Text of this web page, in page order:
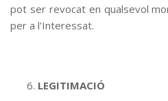
pot ser revocat en qualsevol
per a l'Interessat.
LEGITIMACIÓ